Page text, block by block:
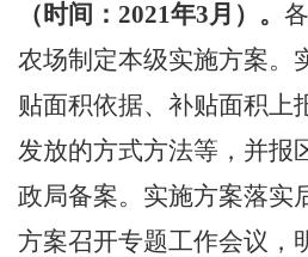
（时间： 2021年3月）。
农场制定本级实施方案。
贴面积依据、补贴面积上
发放的方式方法等，并报
政局备案。实施方案落实
方案召开专题工作会议，